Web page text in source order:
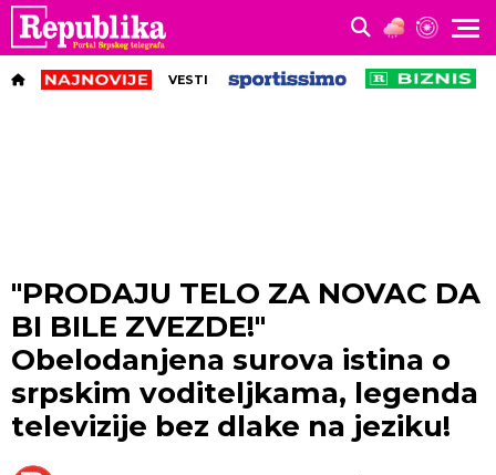
VESTI
"PRODAJU TELO ZA NOVAC DA
BI BILE ZVEZDE!"
Obelodanjena surova istina o
srpskim voditeljkama, legenda
televizije bez dlake na jeziku!